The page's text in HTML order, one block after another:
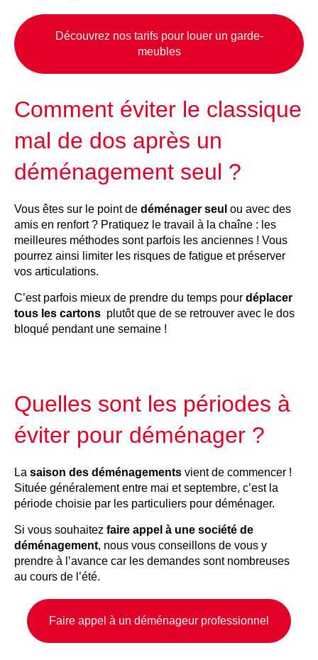
Découvrez nos tarifs pour louer un garde-
meubles
Comment éviter le classique
mal de dos après un
déménagement seul ?
Vous êtes sur le point de déménager seul ou avec des
amis en renfort ? Pratiquez le travail à la chaîne : les
meilleures méthodes sont parfois les anciennes ! Vous
pourrez ainsi limiter les risques de fatigue et préserver
vos articulations.
C’est parfois mieux de prendre du temps pour déplacer
tous les cartons plutôt que de se retrouver avec le dos
bloqué pendant une semaine !
Quelles sont les périodes à
éviter pour déménager ?
La saison des déménagements vient de commencer !
Située généralement entre mai et septembre, c’est la
période choisie par les particuliers pour déménager.
Si vous souhaitez faire appel à une société de
déménagement, nous vous conseillons de vous y
prendre à l’avance car les demandes sont nombreuses
au cours de l’été.
Faire appel à un déménageur professionnel